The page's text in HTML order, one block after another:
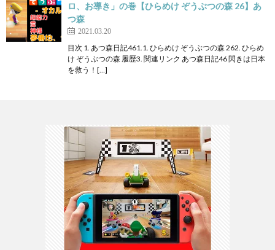
ロ、お導き」の巻【ひらめけ ぞうぶつの森 26】あ
つ森
2021.03.20
目次 1. あつ森日記461.1. ひらめけ ぞうぶつの森 262. ひらめ
け ぞうぶつの森 履歴3. 関連リンク あつ森日記46 閃きは日本
を救う！[…]